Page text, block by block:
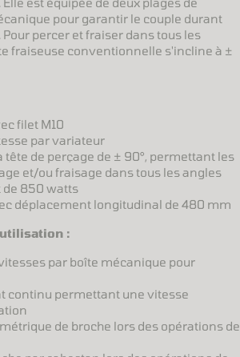
pour garantir le couple durant
percer et fraiser dans tous les
fraiseuse conventionnelle s'incline à ±
filet M10
par variateur
de perçage de ± 90°, permettant les
et/ou fraisage dans tous les angles
de 850 watts
déplacement longitudinal de 480 mm
:
par boîte mécanique pour
continu permettant une vitesse
de broche lors des opérations de